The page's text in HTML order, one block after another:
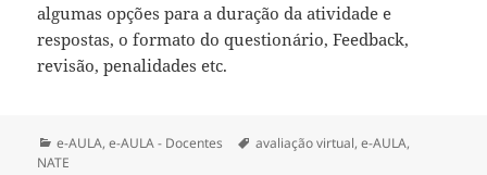
algumas opções para a duração da atividade e
respostas, o formato do questionário, Feedback,
revisão, penalidades etc.
Categorias
e-AULA,e-AULA - Docentes Tags
avaliação virtual,e-AULA,
NATE